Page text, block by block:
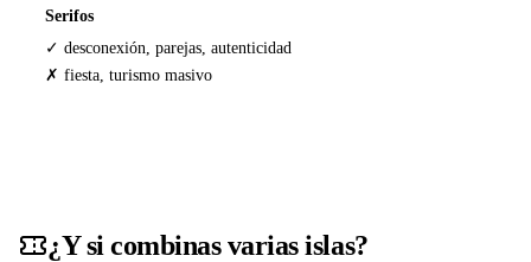
Serifos
✓ desconexión, parejas, autenticidad
✗ fiesta, turismo masivo
¿Y si combinas varias islas?